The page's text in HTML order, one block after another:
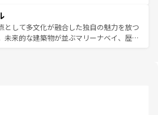
一年中温暖で、どの季節にも異なる楽しみ
親しみやすいタイの人々、仏教を中心とし
多様な観光資源が、訪れる旅人を魅了し続
ても感動するはず。観光スポットが密集し
く見どころを回れるのも魅力。息をのむよ
化的な体験まで、香港を存分に楽しみ尽く
として多文化が融合した独自の魅力を放つ
未来的な建築物が並ぶマリーナベイ、歴史
は地元の風情を楽しめる外せないスポット